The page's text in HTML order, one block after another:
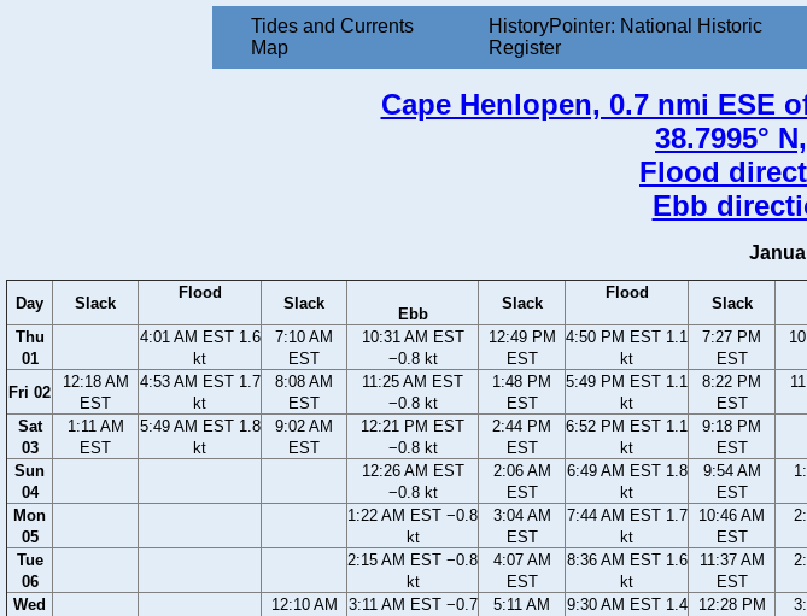
Tides and Currents
Map
HistoryPointer: National Historic
Register
Cape Henlopen, 0.7 nmi ESE
38.7995°
Flood
Ebb
Day Slack
Flood
Slack
Ebb
Slack
Flood
Slack
Thu
01
4:01 AM EST 1.6
kt
7:10 AM
EST
10:31 AM EST
−0.8 kt
12:49 PM
EST
4:50 PM EST 1.1
kt
7:27 PM
EST
Fri 02
12:18 AM
EST
4:53 AM EST 1.7
kt
8:08 AM
EST
11:25 AM EST
−0.8 kt
1:48 PM
EST
5:49 PM EST 1.1
kt
8:22 PM
EST
Sat
03
1:11 AM
EST
5:49 AM EST 1.8
kt
9:02 AM
EST
12:21 PM EST
−0.8 kt
2:44 PM
EST
6:52 PM EST 1.1
kt
9:18 PM
EST
Sun
04
12:26 AM EST
−0.8 kt
2:06 AM
EST
6:49 AM EST 1.8
kt
9:54 AM
EST
Mon
05
1:22 AM EST −0.8
kt
3:04 AM
EST
7:44 AM EST 1.7
kt
10:46 AM
EST
Tue
06
2:15 AM EST −0.8
kt
4:07 AM
EST
8:36 AM EST 1.6
kt
11:37 AM
EST
Wed
12:10 AM
3:11 AM EST −0.7
5:11 AM
9:30 AM EST 1.4
12:28 PM